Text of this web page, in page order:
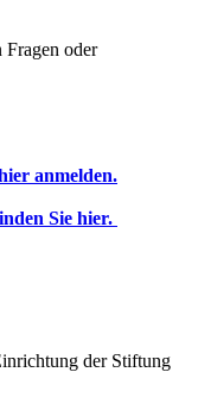
Fragen oder
anmelden.
Sie hier.
der Stiftung